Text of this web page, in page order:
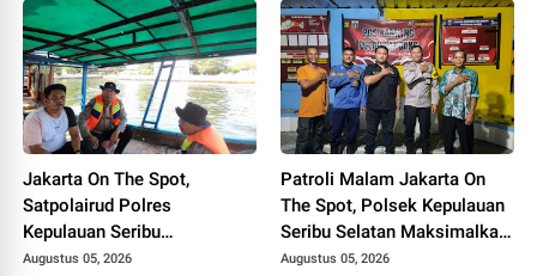
Polisi 110
Jakarta On The Spot,
Satpolairud Polres
Kepulauan Seribu
Sosialisasikan Layanan
Augustus 05, 2026
Patroli Malam Jakarta On
The Spot, Polsek Kepulauan
Seribu Selatan Maksimalkan
Sosialisasi Layanan Polisi
Augustus 05, 2026